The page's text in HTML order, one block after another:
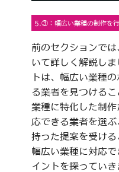
5.③：幅広い業種の制作を
前のセクションで
いて詳しく解説し
トは、幅広い業種
る業者を見つける
業種に特化した制
応できる業者を選
持った提案を受ける
幅広い業種に対応
イントを探っていき